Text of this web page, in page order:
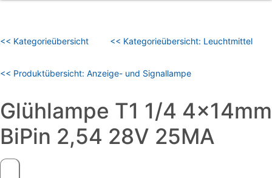
<< Kategorieübersicht << Kategorieübersicht: Leuchtmittel
<< Produktübersicht: Anzeige- und Signallampe
Glühlampe T1 1/4 4x14mm
BiPin 2,54 28V 25MA